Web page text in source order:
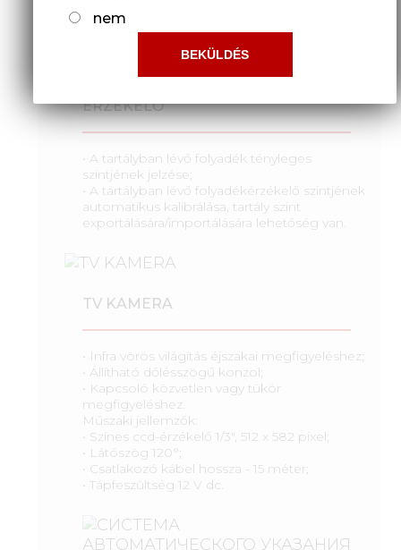
ÉRZÉKELŐ
• A tartályban lévő folyadék tényleges
szintjének jelzése;
• A tartályban lévő folyadékérzékelő szintjének
automatikus kalibrálása, tartály szint
exportálására/importálására lehetőség van.
TV KAMERA
• Infra vörös világítás éjszakai megfigyeléshez;
• Állítható dőlésszögű konzol;
• Kapcsoló közvetlen vagy tükör
megfigyeléshez.
Műszaki jellemzők:
• Színes ccd-érzékelő 1/3", 512 x 582 pixel;
• Látószög 120°;
• Csatlakozó kábel hossza - 15 méter;
• Tápfeszültség 12 V dc.
nem